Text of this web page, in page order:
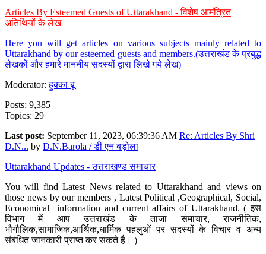
Articles By Esteemed Guests of Uttarakhand - विशेष आमंत्रित
अतिथियों के लेख
Here you will get articles on various subjects mainly related to
Uttarakhand by our esteemed guests and members.(उत्तराखंड के प्रबुद्ध
लेखकों और हमारे माननीय सदस्यों द्वारा लिखे गये लेख)
Moderator:हुक्का बू
Posts: 9,385
Topics: 29
Last post: September 11, 2023, 06:39:36 AM Re: Articles By Shri
D.N... by D.N.Barola / डी एन बड़ोला
Uttarakhand Updates - उत्तराखण्ड समाचार
You will find Latest News related to Uttarakhand and views on
those news by our members , Latest Political ,Geographical, Social,
Economical information and current affairs of Uttarakhand. ( इस
विभाग में आप उत्तराखंड के ताजा समाचार, राजनीतिक,
भौगौलिक,सामाजिक,आर्थिक,धार्मिक पहलुओं पर सदस्यों के विचार व अन्य
संबंधित जानकारी प्राप्त कर सकते है। )